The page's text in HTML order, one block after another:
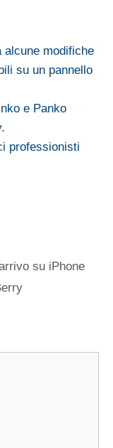
alcune modifiche
su un pannello
e Panko
professionisti
su iPhone